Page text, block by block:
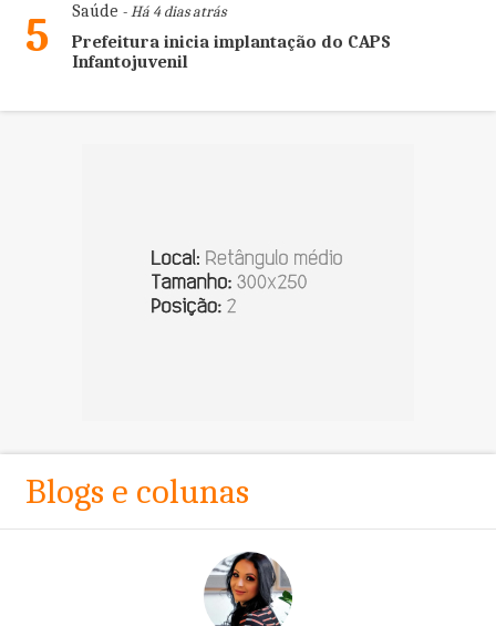
5 Saúde - Há 4 dias atrás
Prefeitura inicia implantação do CAPS
Infantojuvenil
Blogs e colunas